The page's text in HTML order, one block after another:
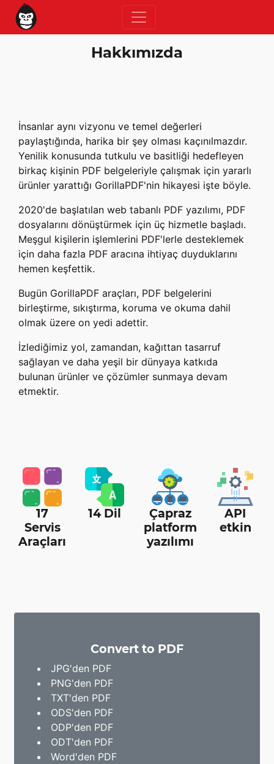
Hakkımızda
İnsanlar aynı vizyonu ve temel değerleri
paylaştığında, harika bir şey olması kaçınılmazdır.
Yenilik konusunda tutkulu ve basitliği hedefleyen
birkaç kişinin PDF belgeleriyle çalışmak için yararlı
ürünler yarattığı GorillaPDF'nin hikayesi işte böyle.
2020'de başlatılan web tabanlı PDF yazılımı, PDF
dosyalarını dönüştürmek için üç hizmetle başladı.
Meşgul kişilerin işlemlerini PDF'lerle desteklemek
için daha fazla PDF aracına ihtiyaç duyduklarını
hemen keşfettik.
Bugün GorillaPDF araçları, PDF belgelerini
birleştirme, sıkıştırma, koruma ve okuma dahil
olmak üzere on yedi adettir.
İzlediğimiz yol, zamandan, kağıttan tasarruf
sağlayan ve daha yeşil bir dünyaya katkıda
bulunan ürünler ve çözümler sunmaya devam
etmektir.
17
Servis
Araçları
14 Dil
Çapraz
platform
yazılımı
API
etkin
Convert to PDF
JPG'den PDF
PNG'den PDF
TXT'den PDF
ODS'den PDF
ODP'den PDF
ODT'den PDF
Word'den PDF